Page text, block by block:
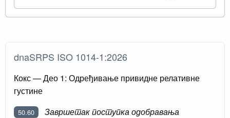
dnaSRPS ISO 1014-1:2026
Кокс — Део 1: Одређивање привидне релативне
густине
50.60
Завршетак поступка одобравања